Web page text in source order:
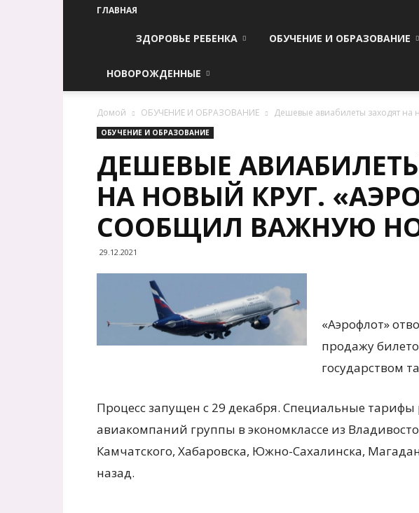
ГЛАВНАЯ
ЗДОРОВЬЕ РЕБЕНКА ОБУЧЕНИЕ И ОБРАЗОВАНИЕ
НОВОРОЖДЕННЫЕ
Домой ОБУЧЕНИЕ И ОБРАЗОВАНИЕ Дешевые авиабилеты заходят на
ОБУЧЕНИЕ И ОБРАЗОВАНИЕ
ДЕШЕВЫЕ
НА НОВЫЙ КРУГ.
СООБЩИЛ ВАЖНУЮ
29.12.2021
«Аэрофлот»
продажу
государством
Процесс запущен с 29 декабря. Специальные
авиакомпаний группы в экономклассе из
Камчатского, Хабаровска, Южно-Сахалинска,
назад.